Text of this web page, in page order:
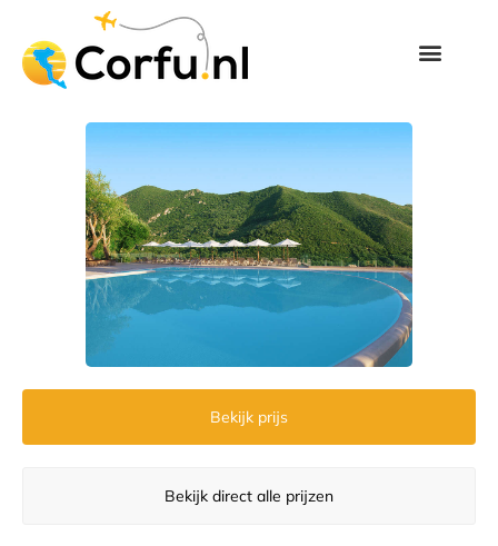
Bekijk prijs
Bekijk direct alle prijzen